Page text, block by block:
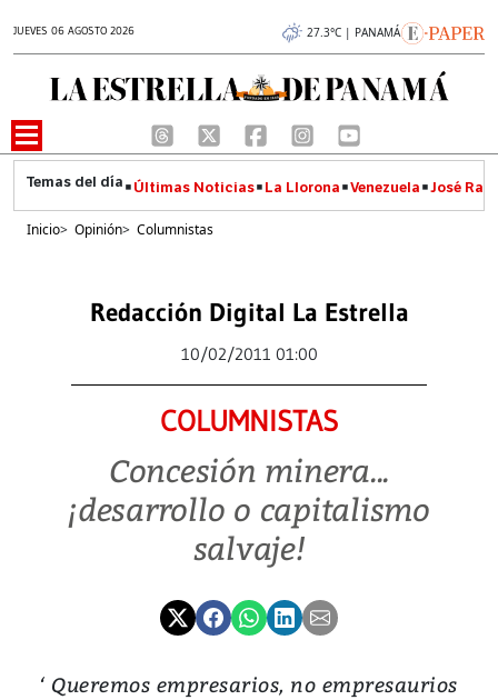
JUEVES 06 AGOSTO 2026 27.3°C | PANAMÁ
Últimas Noticias La Llorona Venezuela José
Inicio> Opinión> Columnistas
Redacción Digital La Estrella
10/02/2011 01:00
COLUMNISTAS
Concesión minera...
¡desarrollo o capitalismo
salvaje!
‘ Queremos empresarios, no empresaurios